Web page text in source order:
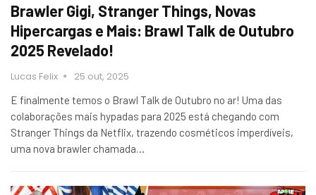
Brawler Gigi, Stranger Things, Novas
Hipercargas e Mais: Brawl Talk de Outubro
2025 Revelado!
Lucas Felix 25 out, 2025
E finalmente temos o Brawl Talk de Outubro no ar! Uma das
colaborações mais hypadas para 2025 está chegando com
Stranger Things da Netflix, trazendo cosméticos imperdíveis,
uma nova brawler chamada…